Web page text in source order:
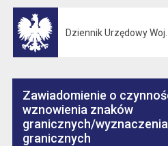
Dziennik Urzędowy
Zawiadomienie o
wznowienia znaków
granicznych/
granicznych